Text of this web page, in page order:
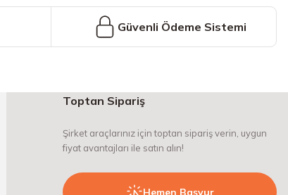
Güvenli Ödeme Sistemi
Toptan Sipariş
Şirket araçlarınız için toptan sipariş verin, uygun
fiyat avantajları ile satın alın!
Hemen Başvur